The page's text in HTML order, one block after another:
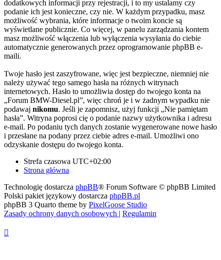
dodatkowych informacji przy rejestracji, i to my ustalamy czy
podanie ich jest konieczne, czy nie. W każdym przypadku, masz
możliwość wybrania, które informacje o twoim koncie są
wyświetlane publicznie. Co więcej, w panelu zarządzania kontem
masz możliwość włączenia lub wyłączenia wysyłania do ciebie
automatycznie generowanych przez oprogramowanie phpBB e-
maili.
Twoje hasło jest zaszyfrowane, więc jest bezpieczne, niemniej nie
należy używać tego samego hasła na różnych witrynach
internetowych. Hasło to umożliwia dostęp do twojego konta na
„Forum BMW-Diesel.pl”, więc chroń je i w żadnym wypadku nie
podawaj nikomu. Jeśli je zapomnisz, użyj funkcji „Nie pamiętam
hasła”. Witryna poprosi cię o podanie nazwy użytkownika i adresu
e-mail. Po podaniu tych danych zostanie wygenerowane nowe hasło
i przesłane na podany przez ciebie adres e-mail. Umożliwi ono
odzyskanie dostępu do twojego konta.
Strefa czasowa UTC+02:00
Strona główna
Technologię dostarcza phpBB® Forum Software © phpBB Limited
Polski pakiet językowy dostarcza phpBB.pl
phpBB 3 Quarto theme by PixelGoose Studio
Zasady ochrony danych osobowych | Regulamin